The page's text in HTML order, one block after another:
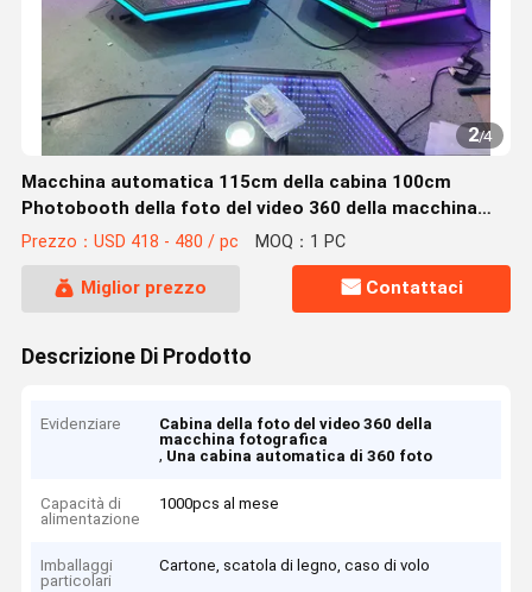
2/4
Macchina automatica 115cm della cabina 100cm
Photobooth della foto del video 360 della macchina
fotografica
Prezzo：USD 418 - 480 / pc MOQ：1 PC
Miglior prezzo Contattaci
Descrizione Di Prodotto
Evidenziare
Cabina della foto del video 360 della
macchina fotografica
, Una cabina automatica di 360 foto
Capacità di
alimentazione
1000pcs al mese
Imballaggi
particolari
Cartone, scatola di legno, caso di volo